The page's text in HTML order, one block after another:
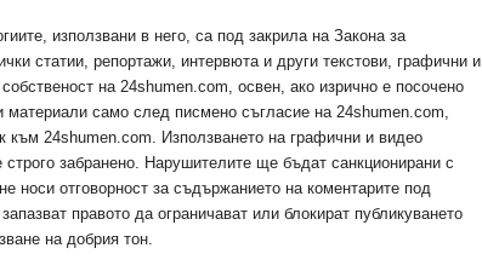
използвани в него, са под закрила на Закона за
статии, репортажи, интервюта и други текстови, графични и
на 24shumen.com, освен, ако изрично е посочено
материали само след писмено съгласие на 24shumen.com,
към 24shumen.com. Използването на графични и видео
забранено. Нарушителите ще бъдат санкционирани с
носи отговорност за съдържанието на коментарите под
правото да ограничават или блокират публикуването
на добрия тон.